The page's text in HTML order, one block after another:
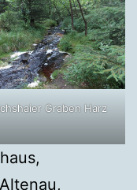
Graben Harz